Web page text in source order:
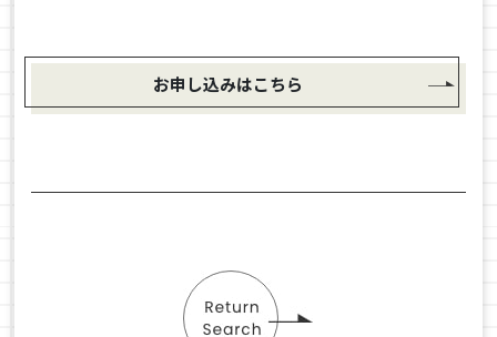
お申し込みはこちら